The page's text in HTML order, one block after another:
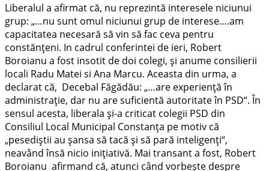
Liberalul a afirmat că, nu reprezintă interesele niciunui
grup: „…nu sunt omul niciunui grup de interese….am
capacitatea necesară să vin să fac ceva pentru
constănţeni. In cadrul conferintei de ieri, Robert
Boroianu a fost insotit de doi colegi, şi anume consilierii
locali Radu Matei si Ana Marcu. Aceasta din urma, a
declarat că, Decebal Făgădău: „…are experienţă în
administraţie, dar nu are suficientă autoritate în PSD“. În
sensul acesta, liberala şi-a criticat colegii PSD din
Consiliul Local Municipal Constanţa pe motiv că
„pesediştii au şansa să tacă şi să pară inteligenţi“,
neavând însă nicio iniţiativă. Mai transant a fost, Robert
Boroianu afirmand că, atunci când vorbeşte despre